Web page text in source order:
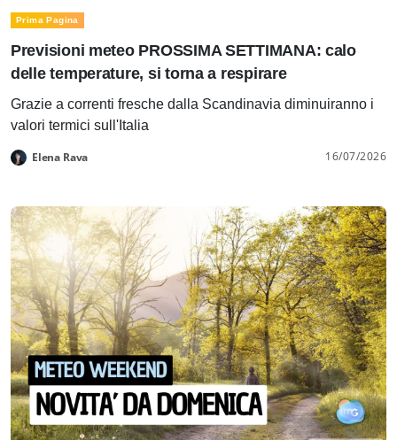
Prima Pagina
Previsioni meteo PROSSIMA SETTIMANA: calo
delle temperature, si torna a respirare
Grazie a correnti fresche dalla Scandinavia diminuiranno i
valori termici sull'Italia
Elena Rava 16/07/2026